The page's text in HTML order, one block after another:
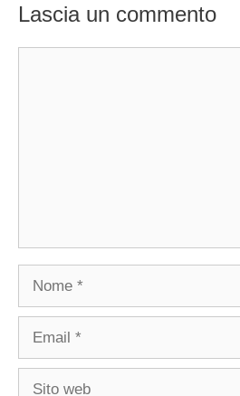
Lascia un commento
Nome
Email
Sito